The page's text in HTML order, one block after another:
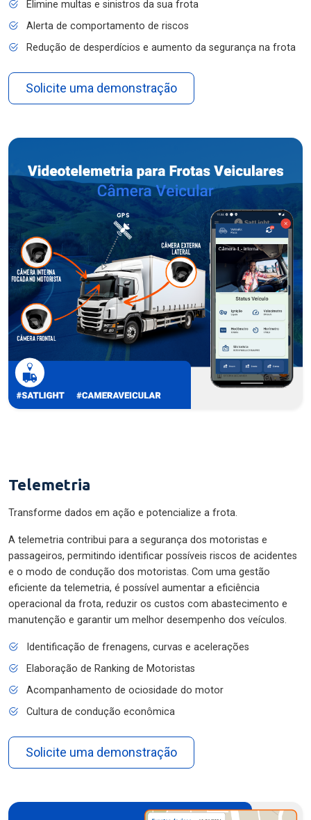
Elimine multas e sinistros da sua frota
Alerta de comportamento de riscos
Redução de desperdícios e aumento da segurança na frota
Solicite uma demonstração
Telemetria
Transforme dados em ação e potencialize a frota.
A telemetria contribui para a segurança dos motoristas e
passageiros, permitindo identificar possíveis riscos de acidentes
e o modo de condução dos motoristas. Com uma gestão
eficiente da telemetria, é possível aumentar a eficiência
operacional da frota, reduzir os custos com abastecimento e
manutenção e garantir um melhor desempenho dos veículos.
Identificação de frenagens, curvas e acelerações
Elaboração de Ranking de Motoristas
Acompanhamento de ociosidade do motor
Cultura de condução econômica
Solicite uma demonstração